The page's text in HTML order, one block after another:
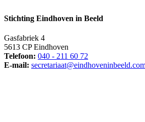
Stichting Eindhoven in Beeld
Gasfabriek 4
5613 CP Eindhoven
Telefoon: 040 - 211 60 72
E-mail: